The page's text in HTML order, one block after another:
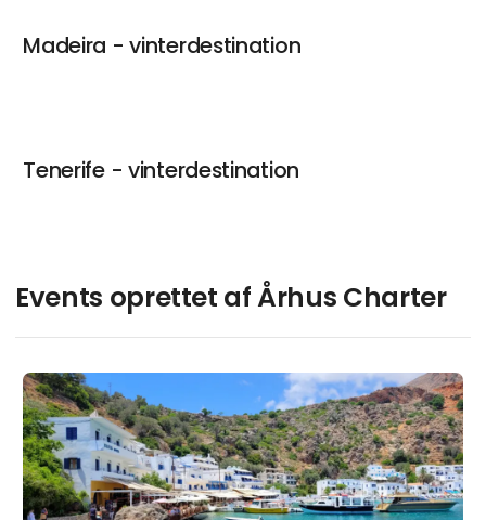
Madeira - vinterdestination
Tenerife - vinterdestination
Events oprettet af Århus Charter